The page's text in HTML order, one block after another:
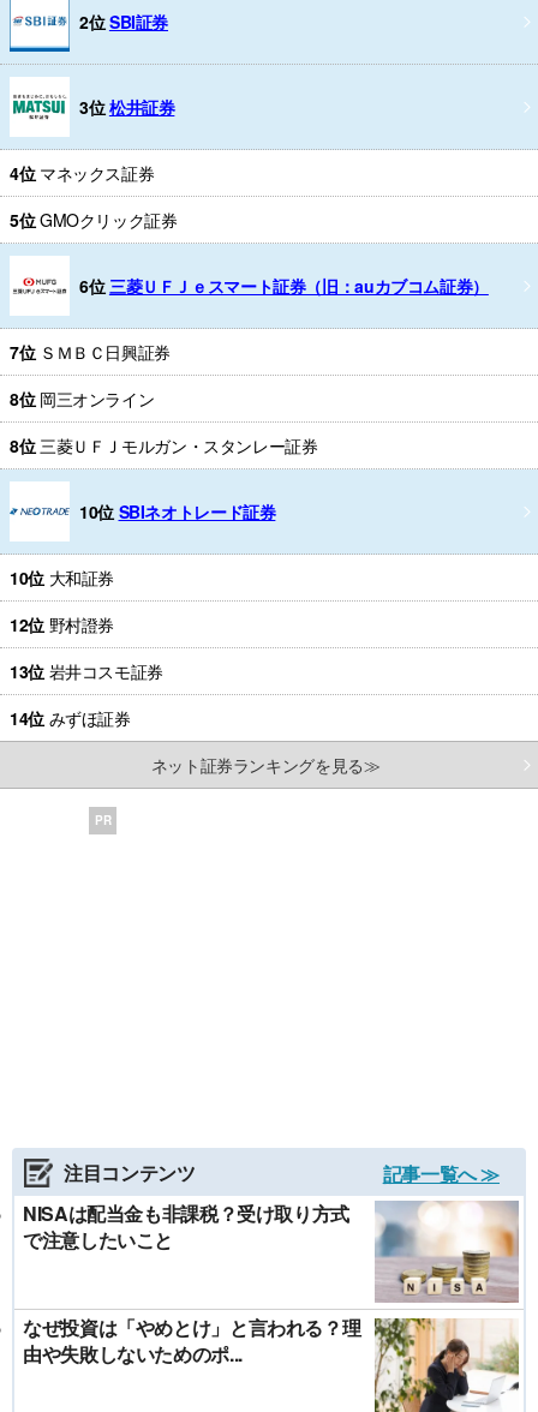
2位SBI証券
3位松井証券
4位 マネックス証券
5位GMOクリック証券
6位 三菱ＵＦＪｅスマート証券（旧：auカブコム証券）
7位 ＳＭＢＣ日興証券
8位 岡三オンライン
8位 三菱ＵＦＪモルガン・スタンレー証券
10位 SBIネオトレード証券
10位 大和証券
12位 野村證券
13位 岩井コスモ証券
14位 みずほ証券
ネット証券ランキングを見る≫
PR
注目コンテンツ
記事一覧へ ≫
NISAは配当金も非課税？受け取り方式
で注意したいこと
なぜ投資は「やめとけ」と言われる？理
由や失敗しないためのポ...